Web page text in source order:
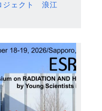
ジェクト 浪江